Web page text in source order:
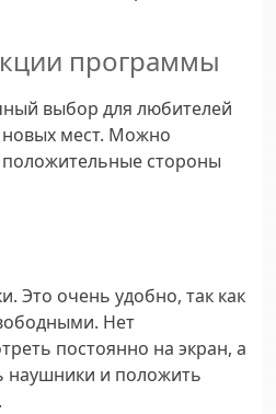
программы
выбор для любителей
новых мест. Можно
стороны
Это очень удобно, так как
Нет
постоянно на экран, а
наушники и положить